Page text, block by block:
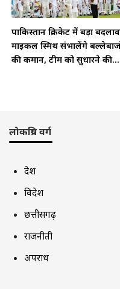
पाकिस्तान क्रिकेट में बड़ा
माइकल स्मिथ संभालेंगे
की कमान, टीम को सुधारने की...
लोकप्रिय वर्ग
देश
विदेश
छत्तीसगढ़
राजनीती
अपराध